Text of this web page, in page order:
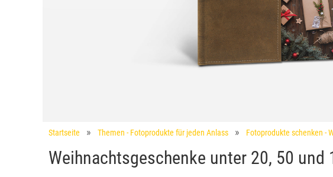
Startseite Themen - Fotoprodukte für jeden Anlass Fotoprodukte schenken -
Weihnachtsgeschenke unter 20, 50 und